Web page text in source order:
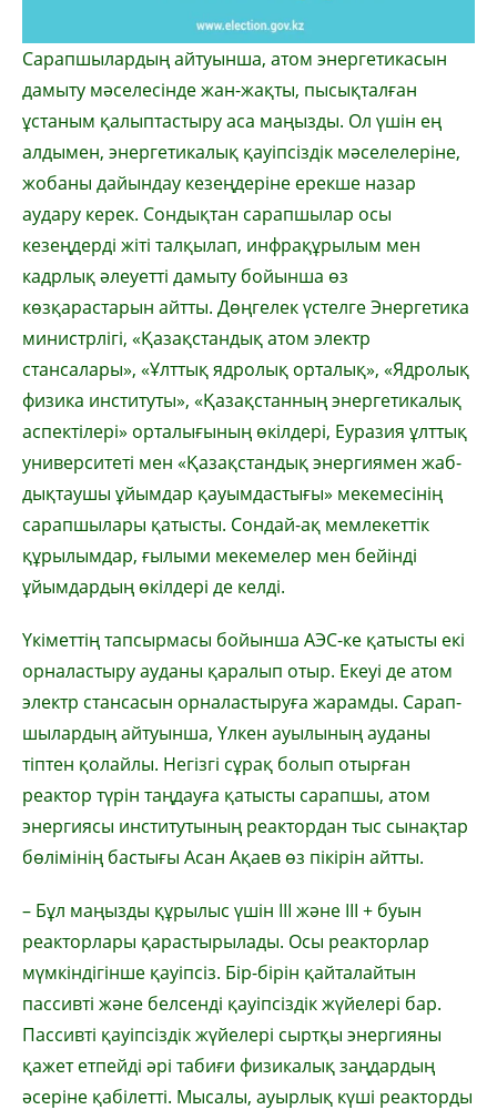
Сарапшылардың айтуын­ша, атом энергетикасын
да­мыту мәселесінде жан-жақты, пысықталған
ұстаным қалып­тас­ты­ру аса маңызды. Ол үшін ең
алдымен, энергетикалық қауіпсіздік мәселелеріне,
жобаны да­йындау кезеңдеріне ерекше назар
аудару керек. Сондықтан сарапшылар осы
кезеңдерді жіті талқылап, инфрақұрылым мен
кадрлық әлеуетті дамыту бо­йынша өз
көзқарастарын айтты. Дөңгелек үстелге Энергетика
министрлігі, «Қазақстандық атом электр
стансалары», «Ұлттық ядролық орталық», «Ядролық
физика институты», «Қазақстанның энергетикалық
аспектілері» ор­талығының өкілдері, Еура­зия ұлттық
университеті мен «Қазақ­стандық энергиямен жаб­
дықтаушы ұйымдар қауым­дас­тығы» мекемесінің
сарапшылары қатысты. Сондай-ақ мемлекеттік
құрылымдар, ғылыми мекемелер мен бейінді
ұйымдардың өкілдері де келді.
Үкіметтің тапсырмасы бо­йынша АЭС-ке қатысты екі
орналастыру ауданы қаралып отыр. Екеуі де атом
электр стансасын орналастыруға жарамды. Сарап­
шылардың айтуынша, Үлкен ауылының ауданы
тіптен қолайлы. Негізгі сұрақ болып отырған
реактор түрін таңдауға қатысты сарапшы, атом
энергиясы институтының реактордан тыс сынақтар
бөлімінің бастығы Асан Ақаев өз пікірін айтты.
– Бұл маңызды құрылыс үшін ІІІ және ІІІ + буын
реакторлары қарастырылады. Осы реакторлар
мүмкіндігінше қауіпсіз. Бір-бірін қайталайтын
пассивті және белсенді қауіпсіздік жүйелері бар.
Пассивті қауіпсіздік жүйелері сыртқы энергияны
қажет ет­пейді әрі табиғи физикалық заңдардың
әсеріне қабілетті. Мысалы, ауырлық күші реакторды